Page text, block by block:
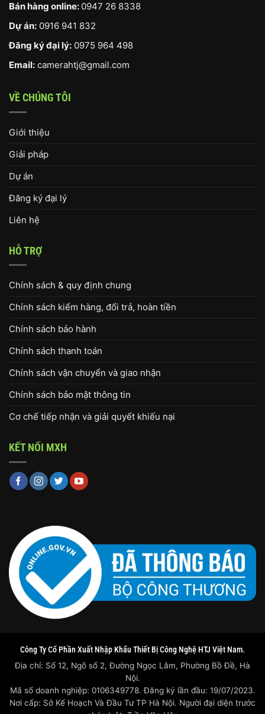
Bán hàng online: 0947 26 8338
Dự án: 0916 941 832
Đăng ký đại lý: 0975 964 498
Email: camerahtj@gmail.com
VỀ CHÚNG TÔI
Giới thiệu
Giải pháp
Dự án
Đăng ký đại lý
Liên hệ
HỖ TRỢ
Chính sách & quy định chung
Chính sách kiểm hàng, đổi trả, hoàn tiền
Chính sách bảo hành
Chính sách thanh toán
Chính sách vận chuyển và giao nhận
Chính sách bảo mật thông tin
Cơ chế tiếp nhận và giải quyết khiếu nại
KẾT NỐI MXH
Công Ty Cổ Phần Xuất Nhập Khẩu Thiết Bị Công Nghệ HTJ Việt Nam.
Địa chỉ: Số 12, Ngõ số 2, Đường Ngọc Lâm, Phường Bồ Đề, Hà
Nội.
Mã số doanh nghiệp: 0106349778. Đăng ký lần đầu: 19/07/2023.
Nơi cấp: Sở Kế Hoạch Và Đầu Tư TP Hà Nội. Người đại diện trước